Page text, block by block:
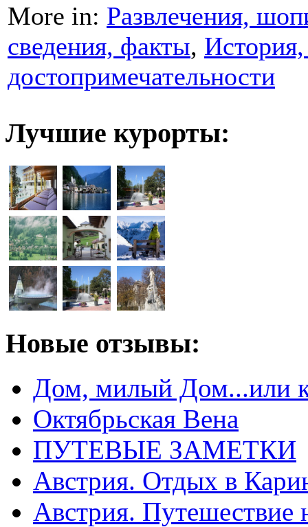
More in: Развлечения,
сведения, факты,
достопримечательности
Лучшие курорты:
Новые отзывы:
Дом, милый Дом...или
Октябрьская Вена
ПУТЕВЫЕ ЗАМЕТКИ
Австрия. Отдых в
Австрия.